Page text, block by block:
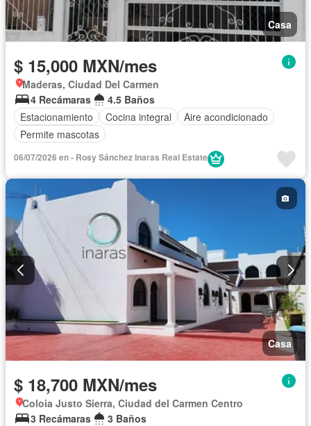
Casa
$ 15,000 MXN/mes
Maderas, Ciudad Del Carmen
4 Recámaras
4.5 Baños
Estacionamiento
Cocina integral
Aire acondicionado
Permite mascotas
06/07/2026 en - Rosy Sánchez Inaras Real Estate
Casa
$ 18,700 MXN/mes
Coloia Justo Sierra, Ciudad del Carmen Centro
3 Recámaras
3 Baños